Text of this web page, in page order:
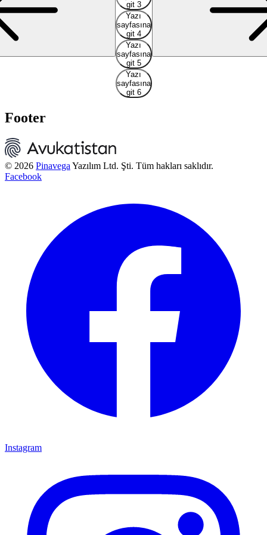
git 3
Yazı
sayfasına
git 4
Yazı
sayfasına
git 5
Yazı
sayfasına
git 6
Footer
© 2026 Pinavega Yazılım Ltd. Şti. Tüm hakları saklıdır.
Facebook
Instagram